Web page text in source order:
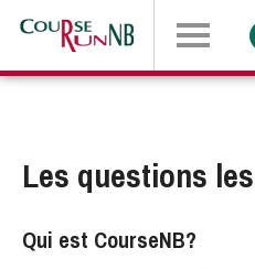
Les questions
Qui est CourseNB?